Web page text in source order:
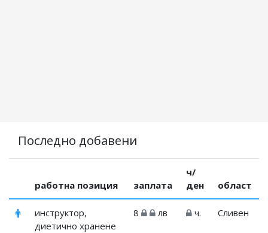
Последно добавени
работна позиция заплата
ч/
ден
област
инструктор,
диетично хранене
8 лв ч. Сливен